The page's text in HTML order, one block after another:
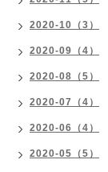
2020-10（3）
2020-09（4）
2020-08（5）
2020-07（4）
2020-06（4）
2020-05（5）